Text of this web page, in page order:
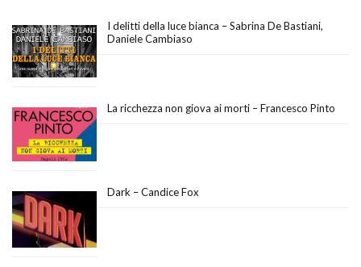
I delitti della luce bianca – Sabrina De Bastiani,
Daniele Cambiaso
La ricchezza non giova ai morti – Francesco Pinto
Dark – Candice Fox